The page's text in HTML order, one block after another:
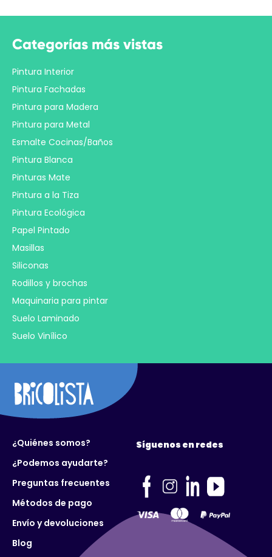
Categorías más vistas
Pintura Interior
Pintura Fachadas
Pintura para Madera
Pintura para Metal
Esmalte Cocinas/Baños
Pintura Blanca
Pinturas Mate
Pintura a la Tiza
Pintura Ecológica
Papel Pintado
Masillas
Siliconas
Rodillos y brochas
Maquinaria para pintar
Suelo Laminado
Suelo Vinílico
Síguenos en redes
¿Quiénes somos?
¿Podemos ayudarte?
Preguntas frecuentes
Métodos de pago
Envío y devoluciones
Blog